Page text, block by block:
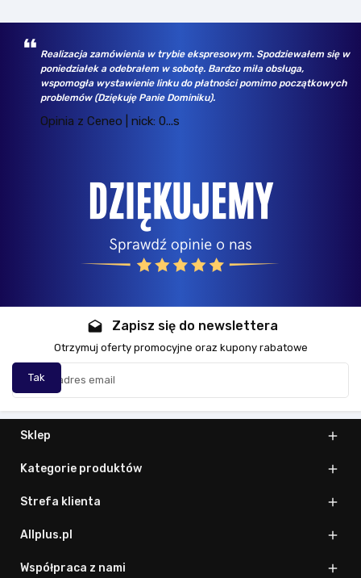
Realizacja zamówienia w trybie ekspresowym. Spodziewałem się w
poniedziałek a odebrałem w sobotę. Bardzo miła obsługa,
wspomogła wystawienie linku do płatności pomimo początkowych
problemów (Dziękuję Panie Dominiku).
Opinia z Ceneo | nick: 0...s
drafts Zapisz się do newslettera
Otrzymuj oferty promocyjne oraz kupony rabatowe
Sklep 
Kategorie produktów 
Strefa klienta 
Allplus.pl 
Współpraca z nami 